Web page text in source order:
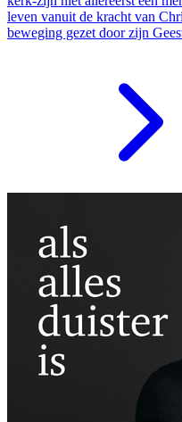
leven vanuit de kracht van
beweging gezet door zijn